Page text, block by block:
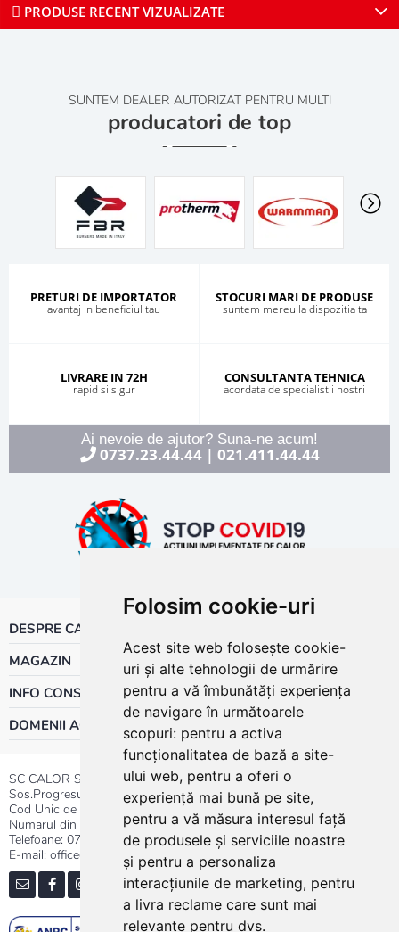
Folosim cookie-uri
Acest site web folosește cookie-
uri și alte tehnologii de urmărire
pentru a vă îmbunătăți experiența
de navigare în următoarele
scopuri: pentru a activa
funcționalitatea de bază a site-
ului web, pentru a oferi o
experiență mai bună pe site,
pentru a vă măsura interesul față
de produsele și serviciile noastre
și pentru a personaliza
interacțiunile de marketing, pentru
a livra reclame care sunt mai
relevante pentru dvs.
PRODUSE RECENT VIZUALIZATE
SUNTEM DEALER AUTORIZAT PENTRU MULTI
producatori de top
PRETURI DE IMPORTATOR
avantaj in beneficiul tau
STOCURI MARI DE PRODUSE
suntem mereu la dispozitia ta
LIVRARE IN 72H
rapid si sigur
CONSULTANTA TEHNICA
acordata de specialistii nostri
Ai nevoie de ajutor? Suna-ne acum!
0737.23.44.44| 021.411.44.44
DESPRE CALOR
MAGAZIN
INFO CONSUMATOR
DOMENII ACTIVITATE
SC CALOR SRL
Sos.Progresului nr.30-40, Sector 5, Bucuresti
Cod Unic de Inregistrare: RO 3004724
Numarul din Registrul Comertului:J40/13176/1991
Telefoane: 0737.23.44.44|021.411.44.44
E-mail: office@calor.ro